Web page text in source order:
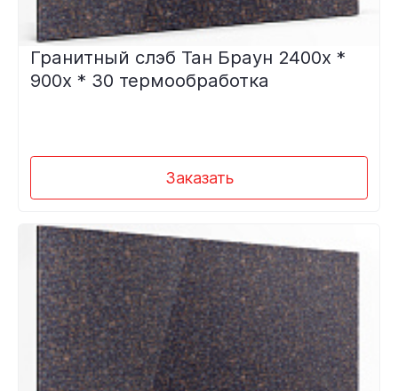
Гранитный слэб Тан Браун 2400х *
900х * 30 термообработка
Заказать